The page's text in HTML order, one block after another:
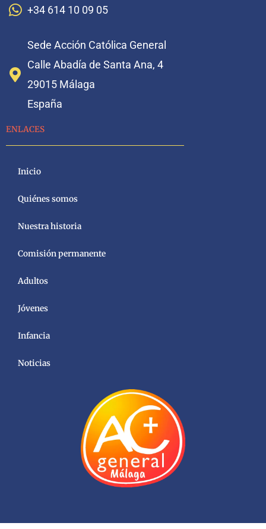
+34 614 10 09 05
Sede Acción Católica General
Calle Abadía de Santa Ana, 4
29015 Málaga
España
ENLACES
Inicio
Quiénes somos
Nuestra historia
Comisión permanente
Adultos
Jóvenes
Infancia
Noticias